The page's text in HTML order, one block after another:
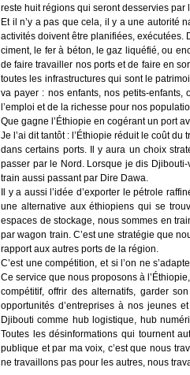
reste huit régions qui seront desservies par
Et il n’y a pas que cela, il y a une autorité
activités doivent être planifiées, exécutées.
ciment, le fer à béton, le gaz liquéfié, ou
de faire travailler nos ports et de faire en
toutes les infrastructures qui sont le
va payer : nos enfants, nos petits-enfants,
l’emploi et de la richesse pour nos
Que gagne l’Éthiopie en cogérant un port
Je l’ai dit tantôt : l’Éthiopie réduit le coût
dans certains ports. Il y aura un choix
passer par le Nord. Lorsque je dis
train aussi passant par Dire Dawa.
Il y a aussi l’idée d’exporter le pétrole
une alternative aux éthiopiens qui se
espaces de stockage, nous sommes en
par wagon train. C’est une stratégie que
rapport aux autres ports de la région.
C’est une compétition, et si l’on ne
Ce service que nous proposons à
compétitif, offrir des alternatifs, garder
opportunités d’entreprises à nos jeunes
Djibouti comme hub logistique, hub
Toutes les désinformations qui tournent
publique et par ma voix, c’est que nous
ne travaillons pas pour les autres, nous